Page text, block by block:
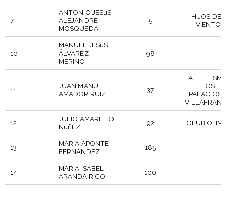
7
ANTONIO JESúS
ALEJANDRE
MOSQUEDA
5
HIJOS DEL
VIENTO
10
MANUEL JESúS
ÁLVAREZ
MERINO
98 -
11
JUAN MANUEL
AMADOR RUIZ
37
LOS
PALACIOS
12
JULIO AMARILLO
NúñEZ
92 CLUB
13
MARIA APONTE
FERNANDEZ
185 -
14
MARíA ISABEL
ARANDA RICO
100 -